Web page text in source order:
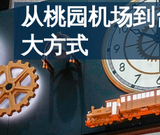
从桃园机场
大方式